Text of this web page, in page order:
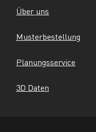
Über uns
Musterbestellung
Planungsservice
3D Daten